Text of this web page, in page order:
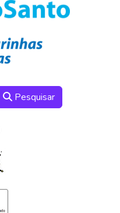
Pesquisar